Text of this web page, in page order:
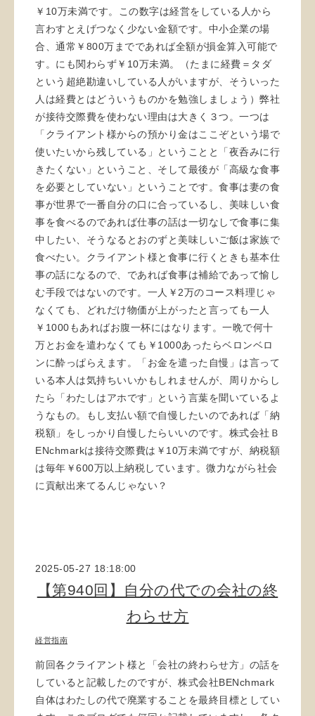
￥10万未満です。この数字は経営をしている人から
言わすとえげつなく少ない金額です。中小企業の場
合、通常￥800万までであれば全額が損金算入可能で
す。にも関わらず￥10万未満。（たまに経費＝タダ
という超絶勘違いしている人がいますが、そういった
人は経費とはどういうものかを勉強しましょう）弊社
が接待交際費を使わない理由は大きく３つ。一つは
「クライアント様からの預かり金はここぞという場で
使いたいから残している」ということと「夜呑みに行
きたくない」ということ、そして最後が「高級な食事
を必要としていない」ということです。食事は妻の食
事が世界で一番自分の口に合っているし、美味しい食
事を食べるのであれば仕事の話は一切なしで食事に集
中したい、そうなるとおのずと美味しいご飯は家族で
食べたい。クライアント様と食事に行くときも基本仕
事の話になるので、であれば食事は補給であって愉し
む手段ではないのです。一人￥2万のコース料理じゃ
なくても、どれだけ物価が上がったと言っても一人
￥1000もあればお腹一杯にはなります。一晩で何十
万とお金を遣わなくても￥1000あったらベロンベロ
ンに酔っぱらえます。「お金を遣った自慢」は言って
いる本人は気持ちいいかもしれませんが、周りからし
たら「わたしはアホです」という言葉を聞いているよ
うなもの。もし支払い額で自慢したいのであれば「納
税額」をしっかり自慢したらいいのです。株式会社Ｂ
ENchmarkは接待交際費は￥10万未満ですが、納税額
は毎年￥600万以上納税しています。微力ながら社会
に貢献出来てるんじゃない？
2025-05-27 18:18:00
【第940回】自分の代での会社の終
わらせ方
経営指南
前回各クライアント様と「会社の終わらせ方」の話を
していると記載したのですが、株式会社BENchmark
自体はわたしの代で廃業することを最終目標としてい